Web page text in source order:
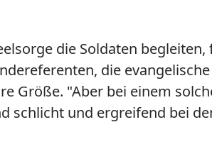
die Soldaten begleiten,
die
Größe. "Aber bei einem
schlicht und ergreifend bei